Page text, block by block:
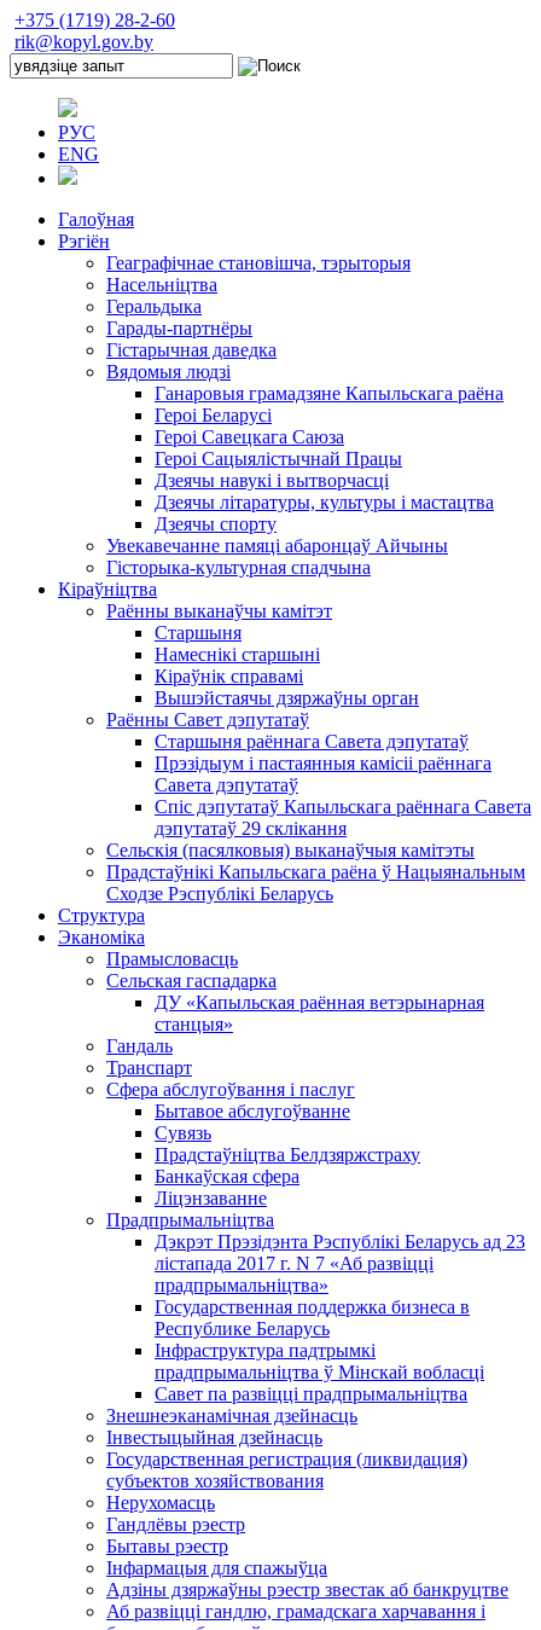
+375 (1719) 28-2-60
rik@kopyl.gov.by
РУС
ENG
Галоўная
Рэгіён
Геаграфічнае становішча, тэрыторыя
Насельніцтва
Геральдыка
Гарады-партнёры
Гістарычная даведка
Вядомыя людзі
Ганаровыя грамадзяне Капыльскага раёна
Героі Беларусі
Героі Савецкага Саюза
Героі Сацыялістычнай Працы
Дзеячы навукі і вытворчасці
Дзеячы літаратуры, культуры і мастацтва
Дзеячы спорту
Увекавечанне памяці абаронцаў Айчыны
Гісторыка-культурная спадчына
Кіраўніцтва
Раённы выканаўчы камітэт
Старшыня
Намеснікі старшыні
Кіраўнік справамі
Вышэйстаячы дзяржаўны орган
Раённы Савет дэпутатаў
Старшыня раённага Савета дэпутатаў
Прэзідыум і пастаянныя камісіі раённага
Савета дэпутатаў
Спіс дэпутатаў Капыльскага раённага Савета
дэпутатаў 29 склікання
Сельскія (пасялковыя) выканаўчыя камітэты
Прадстаўнікі Капыльскага раёна ў Нацыянальным
Сходзе Рэспублікі Беларусь
Структура
Эканоміка
Прамысловасць
Сельская гаспадарка
ДУ «Капыльская раённая ветэрынарная
станцыя»
Гандаль
Транспарт
Сфера абслугоўвання і паслуг
Бытавое абслугоўванне
Сувязь
Прадстаўніцтва Белдзяржстраху
Банкаўская сфера
Ліцэнзаванне
Прадпрымальніцтва
Дэкрэт Прэзідэнта Рэспублікі Беларусь ад 23
лістапада 2017 г. N 7 «Аб развіцці
прадпрымальніцтва»
Государственная поддержка бизнеса в
Республике Беларусь
Інфраструктура падтрымкі
прадпрымальніцтва ў Мінскай вобласці
Савет па развіцці прадпрымальніцтва
Знешнеэканамічная дзейнасць
Інвестыцыйная дзейнасць
Государственная регистрация (ликвидация)
субъектов хозяйствования
Нерухомасць
Гандлёвы рэестр
Бытавы рэестр
Інфармацыя для спажыўца
Адзіны дзяржаўны рэестр звестак аб банкруцтве
Аб развіцці гандлю, грамадскага харчавання і